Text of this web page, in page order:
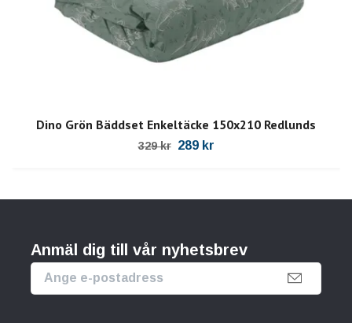
Dino Grön Bäddset Enkeltäcke 150x210 Redlunds
329 kr 289 kr
Anmäl dig till vår nyhetsbrev